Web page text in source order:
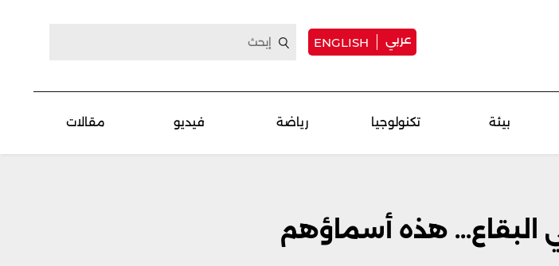
عربي ENGLISH
بيئة تكنولوجيا رياضة فيديو مقالات
البقاع... هذه أسماؤهم